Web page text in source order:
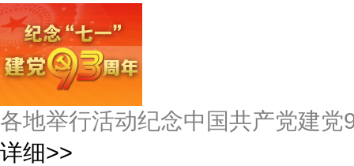
各地举行活动纪念中国共产党建党
详细>>